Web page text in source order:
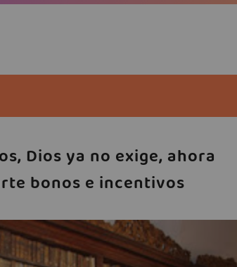
Dios ya no exige, ahora
bonos e incentivos